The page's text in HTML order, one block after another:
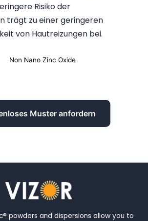
Risiko der
trägt zu einer geringeren
von Hautreizungen bei.
Muster anfordern
powders and dispersions allow you to